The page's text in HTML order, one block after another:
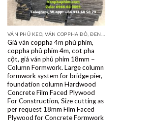
Giá ván coppha 4m phủ phim,
coppha phủ phim 4m, cot pha
cột, giá ván phủ phim 18mm –
Column Formwork. Large column
formwork system for bridge pier,
foundation column Hardwood
Concrete Film Faced Plywood
For Construction, Size cutting as
per request 18mm Film Faced
Plywood for Concrete Formwork